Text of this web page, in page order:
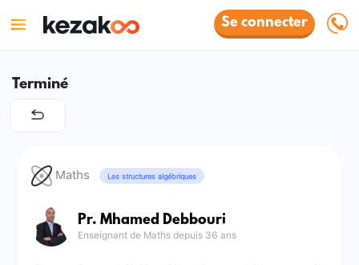
Se connecter
Terminé
Maths Les structures algébriques
Pr. Mhamed Debbouri
Enseignant de Maths depuis 36 ans